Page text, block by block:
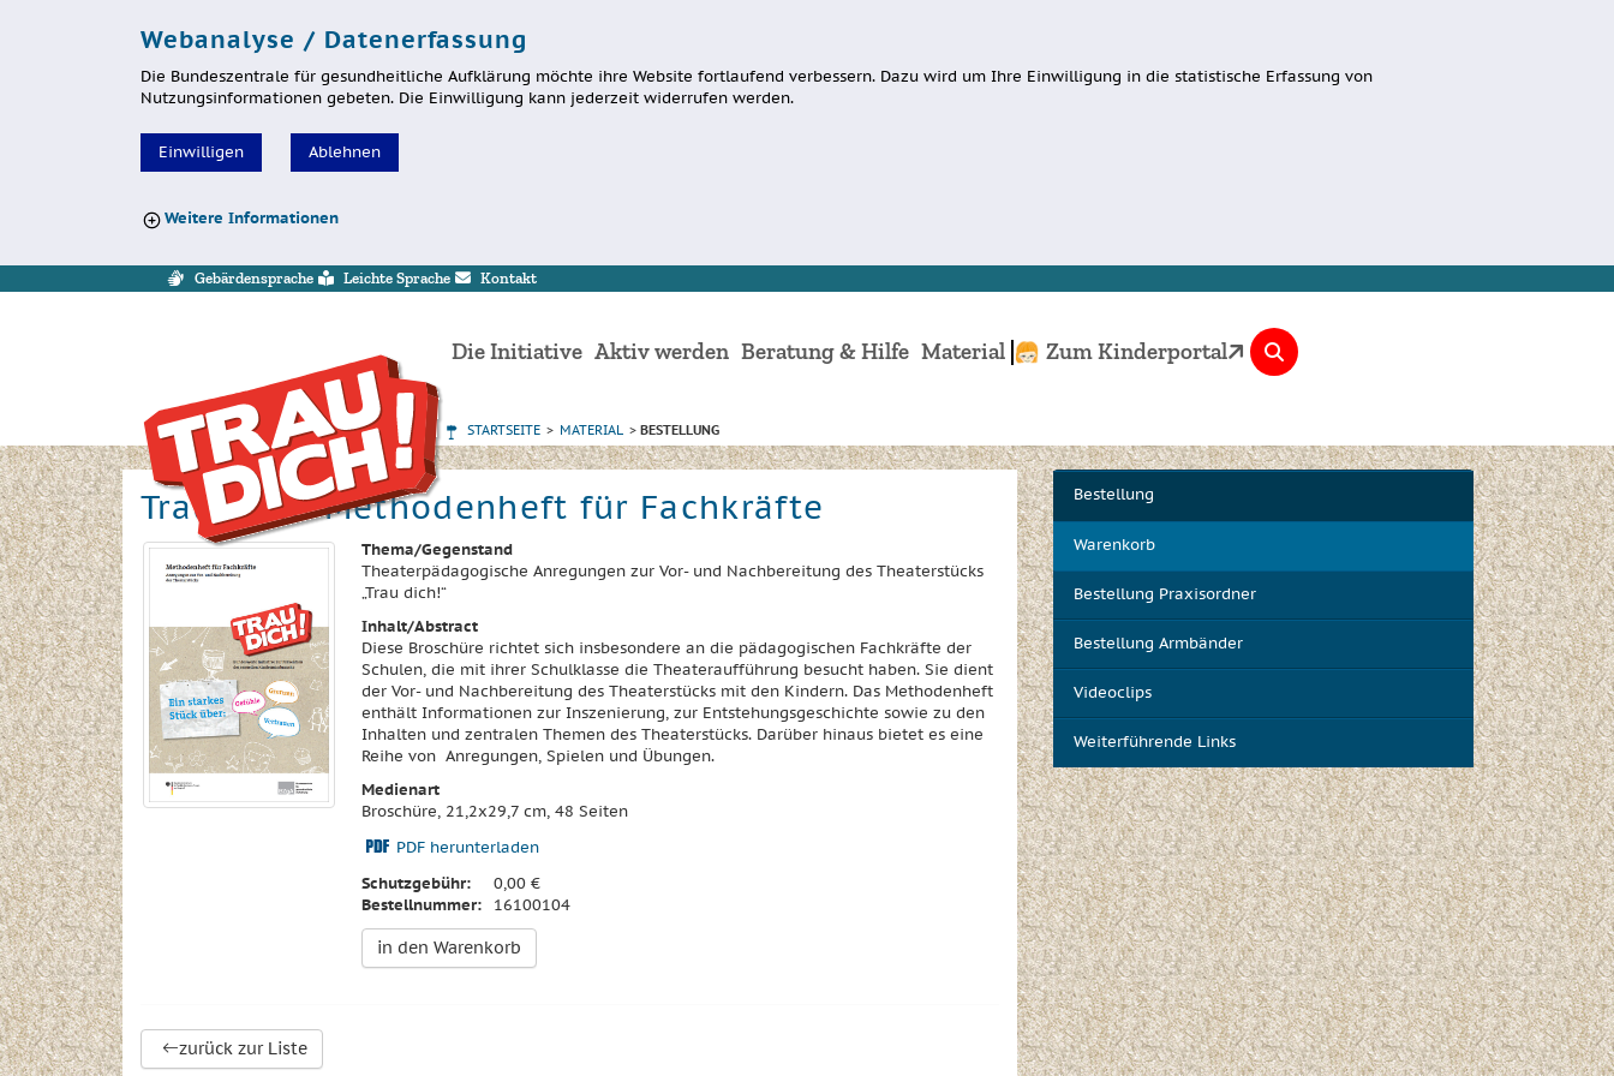
Webanalyse / Datenerfassung
Die Bundeszentrale für gesundheitliche Aufklärung möchte ihre Website fortlaufend verbessern. Dazu wird um Ihre Einwilligung in die statistische Erfassung von
Nutzungsinformationen gebeten. Die Einwilligung kann jederzeit widerrufen werden.
Einwilligen Ablehnen
Weitere Informationen
Sprung zur Servicenavigation
Sprung zur Hauptnavigation Gebärdensprache Leichte Sprache Kontakt
Die Initiative Aktiv werden Beratung & Hilfe Material Zum Kinderportal
STARTSEITE > MATERIAL > BESTELLUNG
Trau dich! Methodenheft für Fachkräfte
Thema/Gegenstand
Theaterpädagogische Anregungen zur Vor- und Nachbereitung des Theaterstücks
„Trau dich!“
Inhalt/Abstract
Diese Broschüre richtet sich insbesondere an die pädagogischen Fachkräfte der
Schulen, die mit ihrer Schulklasse die Theateraufführung besucht haben. Sie dient
der Vor- und Nachbereitung des Theaterstücks mit den Kindern. Das Methodenheft
enthält Informationen zur Inszenierung, zur Entstehungsgeschichte sowie zu den
Inhalten und zentralen Themen des Theaterstücks. Darüber hinaus bietet es eine
Reihe von Anregungen, Spielen und Übungen.
Medienart
Broschüre, 21,2x29,7 cm, 48 Seiten
PDF herunterladen
Schutzgebühr:
0,00 €
Bestellnummer:
16100104
in den Warenkorb
zurück zur Liste
Bestellung
Warenkorb
Bestellung Praxisordner
Bestellung Armbänder
Videoclips
Weiterführende Links